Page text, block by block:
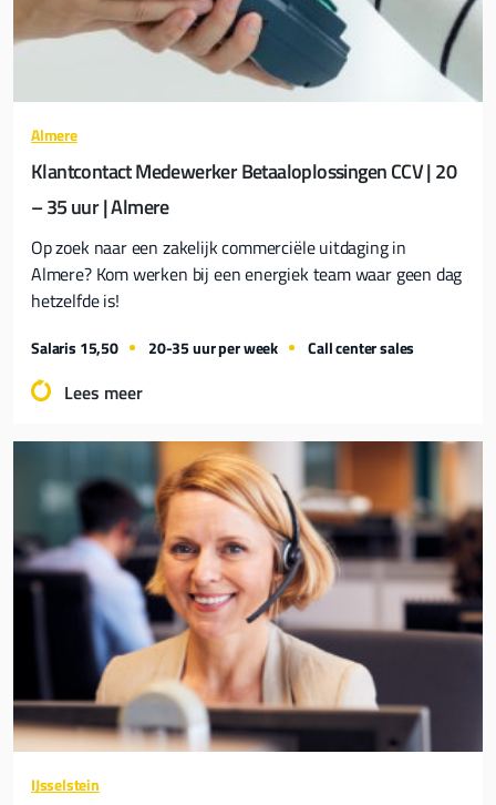
Almere
Klantcontact Medewerker Betaaloplossingen CCV | 20
– 35 uur | Almere
Op zoek naar een zakelijk commerciële uitdaging in
Almere? Kom werken bij een energiek team waar geen dag
hetzelfde is!
Salaris 15,50 20-35 uur per week Call center sales
Lees meer
IJsselstein